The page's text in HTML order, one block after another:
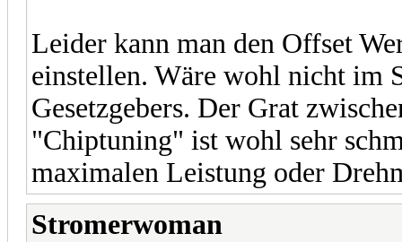
Leider kann man den Offset
einstellen. Wäre wohl nicht im
Gesetzgebers. Der Grat
"Chiptuning" ist wohl sehr
maximalen Leistung oder
Stromerwoman